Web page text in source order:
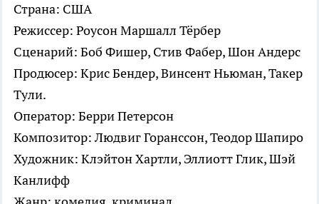
Страна: США
Режиссер: Роусон Маршалл Тёрбер
Сценарий: Боб Фишер, Стив Фабер, Шон Андерс
Продюсер: Крис Бендер, Винсент Ньюман, Такер
Тули.
Оператор: Берри Петерсон
Композитор: Людвиг Горанссон, Теодор Шапиро
Художник: Клэйтон Хартли, Эллиотт Глик, Шэй
Канлифф